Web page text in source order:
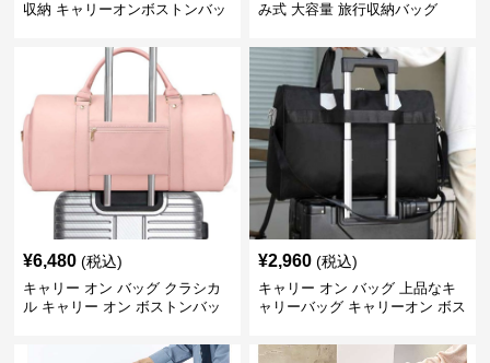
収納 キャリーオンボストンバッ
み式 大容量 旅行収納バッグ
¥6,480 (税込)
キャリー オン バッグ クラシカ
ル キャリー オン ボストンバッ
¥2,960 (税込)
キャリー オン バッグ 上品なキ
ャリーバッグ キャリーオン ボス